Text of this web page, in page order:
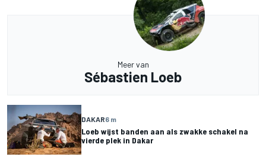
Meer van
Sébastien Loeb
DAKAR6 m
Loeb wijst banden aan als zwakke schakel na
vierde plek in Dakar